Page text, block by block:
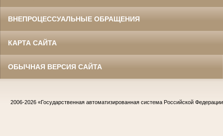
ВНЕПРОЦЕССУАЛЬНЫЕ ОБРАЩЕНИЯ
КАРТА САЙТА
ОБЫЧНАЯ ВЕРСИЯ САЙТА
2006-2026 «Государственная автоматизированная система Российской